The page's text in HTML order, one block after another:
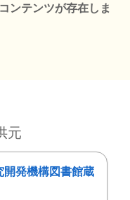
ンテンツが存在しま
元
開発機構図書館蔵